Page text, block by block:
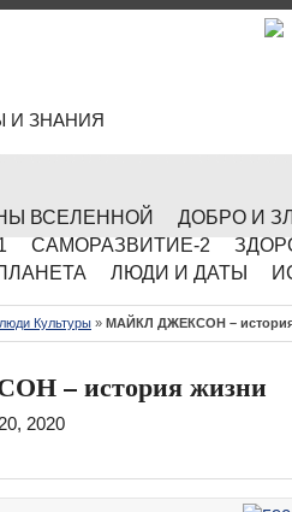
И ЗНАНИЯ
ВСЕЛЕННОЙ
ДОБРО И
САМОРАЗВИТИЕ-2
ЛЮДИ И ДАТЫ
люди Культуры » МАЙКЛ ДЖЕКСОН –
– история жизни
2020